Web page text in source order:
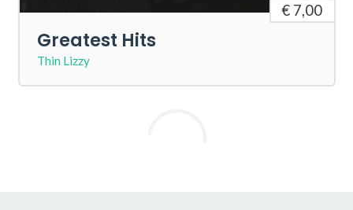
€ 7,00
Greatest Hits
Thin Lizzy